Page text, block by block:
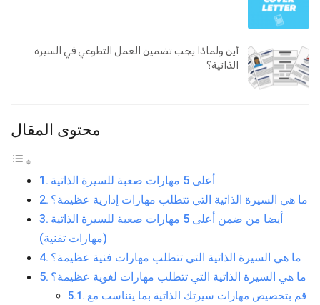
أين ولماذا يجب تضمين العمل التطوعي في السيرة
الذاتية؟
محتوى المقال
أعلى 5 مهارات صعبة للسيرة الذاتية
ما هي السيرة الذاتية التي تتطلب مهارات إدارية عظيمة؟
أيضا من ضمن أعلى 5 مهارات صعبة للسيرة الذاتية
(مهارات تقنية)
ما هي السيرة الذاتية التي تتطلب مهارات فنية عظيمة؟
ما هي السيرة الذاتية التي تتطلب مهارات لغوية عظيمة؟
قم بتخصيص مهارات سيرتك الذاتية بما يتناسب مع